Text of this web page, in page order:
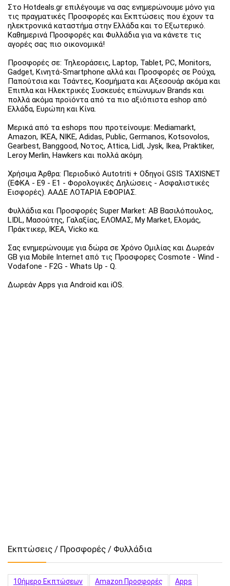
Στο Hotdeals.gr επιλέγουμε να σας ενημερώνουμε μόνο για
τις πραγματικές Προσφορές και Εκπτώσεις που έχουν τα
ηλεκτρονικά καταστήμα στην Ελλάδα και το Εξωτερικό.
Καθημερινά Προσφορές και Φυλλάδια για να κάνετε τις
αγορές σας πιο οικονομικά!
Προσφορές σε: Τηλεοράσεις, Laptop, Tablet, PC, Monitors,
Gadget, Κινητά-Smartphone αλλά και Προσφορές σε Ρούχα,
Παπούτσια και Τσάντες, Κοσμήματα και Αξεσουάρ ακόμα και
Έπιπλα και Ηλεκτρικές Συσκευές επώνυμων Brands και
πολλά ακόμα προϊόντα από τα πιο αξιόπιστα eshop από
Ελλάδα, Ευρώπη και Κίνα.
Μερικά από τα eshops που προτείνουμε: Mediamarkt,
Amazon, IKEA, NIKE, Adidas, Public, Germanos, Kotsovolos,
Gearbest, Banggood, Νοτος, Attica, Lidl, Jysk, Ikea, Praktiker,
Leroy Merlin, Hawkers και πολλά ακόμη.
Χρήσιμα Άρθρα: Περιοδικό Autotriti + Οδηγοί GSIS TAXISNET
(ΕΦΚΑ - Ε9 - Ε1 - Φορολογικές Δηλώσεις - Ασφαλιστικές
Εισφορές). ΑΑΔΕ ΛΟΤΑΡΙΑ ΕΦΟΡΙΑΣ.
Φυλλάδια και Προσφορές Super Market: ΑΒ Βασιλόπουλος,
LIDL, Μασούτης, Γαλαξίας, ΕΛΟΜΑΣ, My Market, Ελομάς,
Πράκτικερ, ΙΚΕΑ, Vicko κα.
Σας ενημερώνουμε για δώρα σε Χρόνο Ομιλίας και Δωρεάν
GB για Mobile Internet από τις Προσφορες Cosmote - Wind -
Vodafone - F2G - Whats Up - Q.
Δωρεάν Apps για Android και iOS.
Εκπτώσεις / Προσφορές / Φυλλάδια
10ήμερο Εκπτώσεων Amazon Προσφορές
Apps